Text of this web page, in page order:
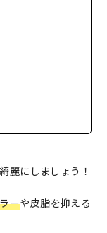
麗にしましょう！
ーや皮脂を抑える